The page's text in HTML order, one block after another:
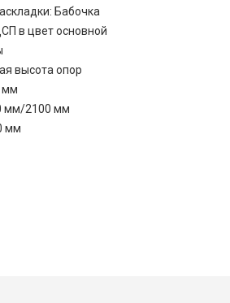
Бабочка
в цвет основной
высота опор
мм
мм/2100 мм
мм